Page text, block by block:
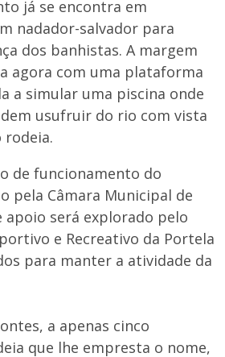
já se encontra em
nadador-salvador para
dos banhistas. A margem
agora com uma plataforma
a simular uma piscina onde
usufruir do rio com vista
rodeia.
de funcionamento do
pela Câmara Municipal de
apoio será explorado pelo
e Recreativo da Portela
para manter a atividade da
a apenas cinco
que lhe empresta o nome,